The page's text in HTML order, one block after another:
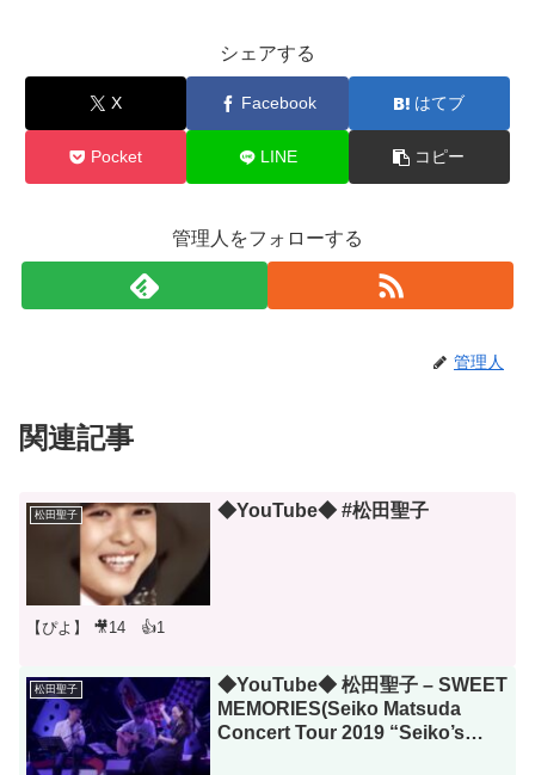
シェアする
X Facebook はてブ
Pocket LINE コピー
管理人をフォローする
管理人
関連記事
松田聖子 ◆YouTube◆ #松田聖子
【ぴよ】 🎥14 👍1
松田聖子
◆YouTube◆ 松田聖子 – SWEET
MEMORIES(Seiko Matsuda
Concert Tour 2019 “Seiko’s